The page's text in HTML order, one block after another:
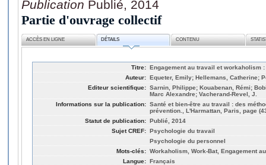
Publication Publié, 2014
Partie d'ouvrage collectif
ACCÈS EN LIGNE DÉTAILS CONTENU
Titre: Engagement au travail et workaholism
Auteur: Equeter, Emily; Hellemans, Catherine;
Editeur scientifique: Sarnin, Philippe; Kouabenan, Rémi;
Marc Alexandre; Vacherand-Revel, J.
Informations sur la publication: Santé et bien-être au travail : des
prévention., L'Harmattan, Paris, page
Statut de publication: Publié, 2014
Sujet CREF: Psychologie du travail
Psychologie du personnel
Mots-clés: Workaholism, Work-Bat, Engagement
Langue: Français